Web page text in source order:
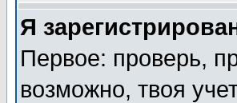
Я
Первое: проверь,
возможно, твоя